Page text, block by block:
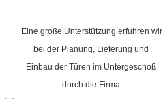
Eine große Unterstützung erfuhren wir
bei der Planung, Lieferung und
Einbau der Türen im Untergeschoß
durch die Firma